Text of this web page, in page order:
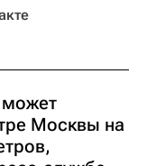
Москвы на